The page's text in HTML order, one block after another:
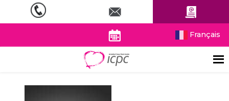
Français